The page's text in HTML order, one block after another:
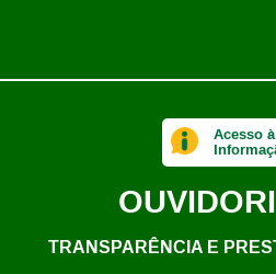
Acesso à
TRANSPARÊNCIA E